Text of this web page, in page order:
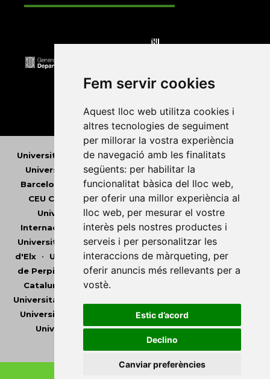
Fem servir cookies
Aquest lloc web utilitza cookies i
altres tecnologies de seguiment
per millorar la vostra experiència
de navegació amb les finalitats
següents: per habilitar la
funcionalitat bàsica del lloc web,
per oferir una millor experiència al
lloc web, per mesurar el vostre
interès pels nostres productes i
serveis i per personalitzar les
interaccions de màrqueting, per
oferir anuncis més rellevants per a
vostè.
Estic d’acord
Declino
Canviar preferències
Universitat Abat Oliba CEU•Universitat d'Alacant
Universitat d'Andorra•Universitat Autònoma de
Barcelona
Universitat de Barcelona •Universitat
CEU Cardenal Herrera•Universitat de Girona •
Universitat de les Illes Balears• Universitat
Internacional de Catalunya•Universitat Jaume I
Universitat de Lleida• Universitat Miguel Hernández
d'Elx• Universitat Oberta de Catalunya•Universitat
de Perpinyà Via Domitia•Universitat Politècnica de
Catalunya
Universitat Politècnica de València
Universitat Pompeu Fabra
Universitat Rovira i Virgili
•Universitat de Sàsser
Universitat de València•Universitat de Vic -
Universitat Central de Catalunya